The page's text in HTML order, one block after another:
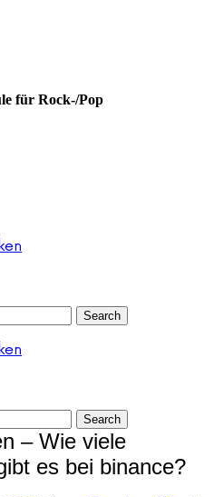
für Rock-/Pop
– Wie viele
es bei binance?